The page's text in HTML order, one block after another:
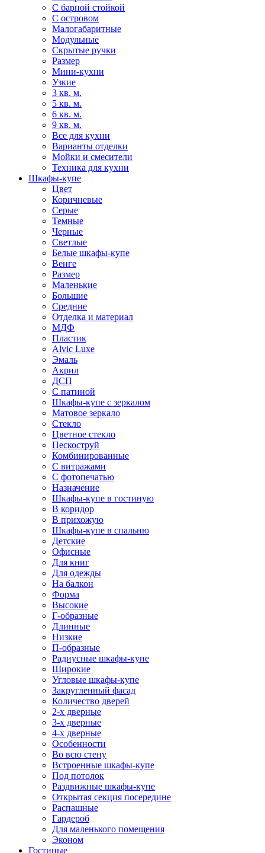
С барной стойкой
С островом
Малогабаритные
Модульные
Скрытые ручки
Размер
Мини-кухни
Узкие
3 кв. м.
5 кв. м.
6 кв. м.
9 кв. м.
Все для кухни
Варианты отделки
Мойки и смесители
Техника для кухни
Шкафы-купе
Цвет
Коричневые
Серые
Темные
Черные
Светлые
Белые шкафы-купе
Венге
Размер
Маленькие
Большие
Средние
Отделка и материал
МДФ
Пластик
Alvic Luxe
Эмаль
Акрил
ДСП
С патиной
Шкафы-купе с зеркалом
Матовое зеркало
Стекло
Цветное стекло
Пескоструй
Комбинированные
С витражами
С фотопечатью
Назначение
Шкафы-купе в гостиную
В коридор
В прихожую
Шкафы-купе в спальню
Детские
Офисные
Для книг
Для одежды
На балкон
Форма
Высокие
Г-образные
Длинные
Низкие
П-образные
Радиусные шкафы-купе
Широкие
Угловые шкафы-купе
Закругленный фасад
Количество дверей
2-х дверные
3-х дверные
4-х дверные
Особенности
Во всю стену
Встроенные шкафы-купе
Под потолок
Раздвижные шкафы-купе
Открытая секция посередине
Распашные
Гардероб
Для маленького помещения
Эконом
Гостиные